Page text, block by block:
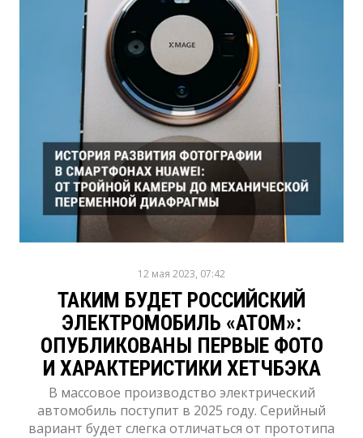
12 мая 2023, 07:42
ТАКИМ БУДЕТ РОССИЙСКИЙ
ЭЛЕКТРОМОБИЛЬ «АТОМ»:
ОПУБЛИКОВАНЫ ПЕРВЫЕ ФОТО
И ХАРАКТЕРИСТИКИ ХЕТЧБЭКА
В массовое производство электрический
автомобиль поступит в 2025 году. Серийный
вариант будет слегка отличаться от прототипа